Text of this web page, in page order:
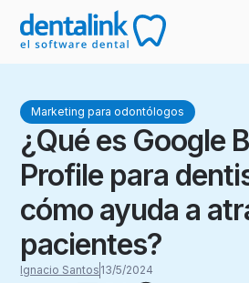
Novedades IA
Planes
Sobre nosotros
Blog
Recursos
Marketing para odontólogos
¿Qué es Google
Profile para
cómo ayuda a
pacientes?
Ignacio Santos 13/5/2024